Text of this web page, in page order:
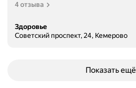
4 отзыва
Здоровье
Советский проспект, 24, Кемерово
Показать ещё